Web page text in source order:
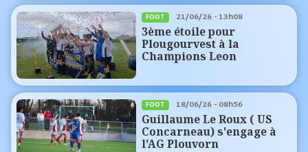
FOOT
21/06/26 - 13h08
3ème étoile pour
Plougourvest à la
Champions Leon
FOOT
18/06/26 - 08h56
Guillaume Le Roux ( US
Concarneau) s'engage à
l'AG Plouvorn